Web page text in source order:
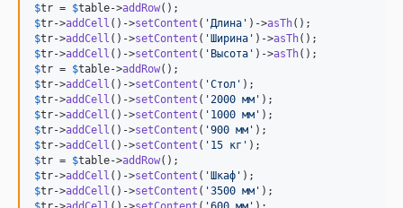
$tr = $table->addRow
$tr->addCell ()->setContent ( 'Длина ' )->asTh
$tr->addCell ()->setContent ( 'Ширина ' )->asTh
$tr->addCell ()->setContent ( ' Высота ' )->asTh
$tr = $table->addRow
$tr->addCell ()->setContent ( 'Стол '
$tr->addCell ()->setContent ( ' 2000 мм '
$tr->addCell ()->setContent ( ' 1000 мм '
$tr->addCell ()->setContent ( '900 мм '
$tr->addCell ()->setContent ( ' 15 кг '
$tr = $table->addRow
$tr->addCell ()->setContent ( 'Шкаф '
$tr->addCell ()->setContent ( '3500 мм '